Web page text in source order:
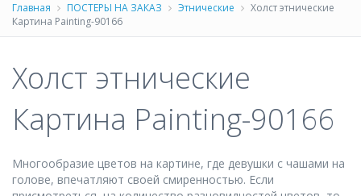
Главная ПОСТЕРЫ НА ЗАКАЗ Этнические
Холст этнические
Картина Painting-90166
Холст этнические
Картина Painting-90166
Многообразие цветов на картине, где девушки с чашами на
голове, впечатляют своей смиренностью. Если